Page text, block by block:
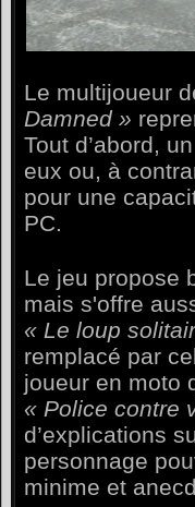
Le multijoueur
Damned »
Tout d’abord,
eux ou, à
pour une
PC.
Le jeu propose
mais s'offre
« Le loup
remplacé par
joueur en moto
« Police contre
d’explications
personnage
minime et